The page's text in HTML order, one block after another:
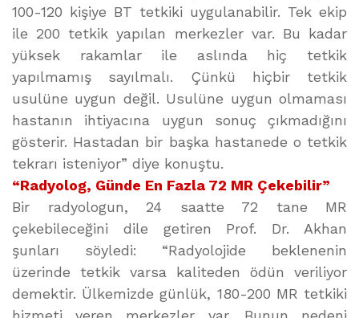
100-120 kişiye BT tetkiki uygulanabilir. Tek ekip
ile 200 tetkik yapılan merkezler var. Bu kadar
yüksek rakamlar ile aslında hiç tetkik
yapılmamış sayılmalı. Çünkü hiçbir tetkik
usulüne uygun değil. Usulüne uygun olmaması
hastanın ihtiyacına uygun sonuç çıkmadığını
gösterir. Hastadan bir başka hastanede o tetkik
tekrarı isteniyor” diye konuştu.
“Radyolog, Günde En Fazla 72 MR Çekebilir”
Bir radyologun, 24 saatte 72 tane MR
çekebileceğini dile getiren Prof. Dr. Akhan
şunları söyledi: “Radyolojide beklenenin
üzerinde tetkik varsa kaliteden ödün veriliyor
demektir. Ülkemizde günlük, 180-200 MR tetkiki